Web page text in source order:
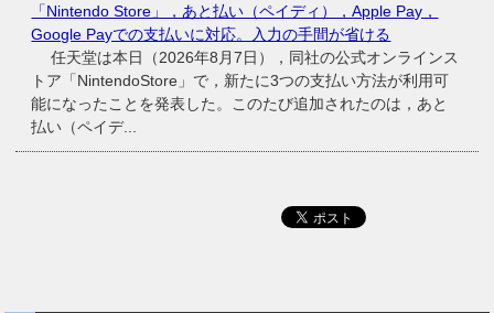
「Nintendo Store」，あと払い（ペイディ），Apple Pay，
Google Payでの支払いに対応。入力の手間が省ける
任天堂は本日（2026年8月7日），同社の公式オンラインス
トア「NintendoStore」で，新たに3つの支払い方法が利用可
能になったことを発表した。このたび追加されたのは，あと
払い（ペイデ...